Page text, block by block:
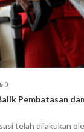
0
Pembatasan
telah dilakukan